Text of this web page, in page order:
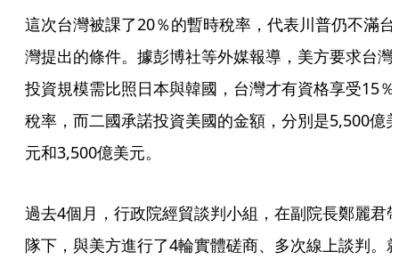
這次台灣被課了20％的暫時稅率，代表川普仍不滿台
灣提出的條件。據彭博社等外媒報導，美方要求台灣
投資規模需比照日本與韓國，台灣才有資格享受15％
稅率，而二國承諾投資美國的金額，分別是5,500億
元和3,500億美元。
過去4個月，行政院經貿談判小組，在副院長鄭麗君
隊下，與美方進行了4輪實體磋商、多次線上談判。